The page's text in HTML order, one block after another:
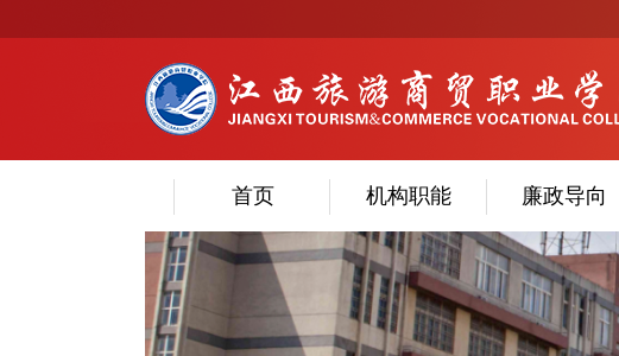
首页 机构职能 廉政导向